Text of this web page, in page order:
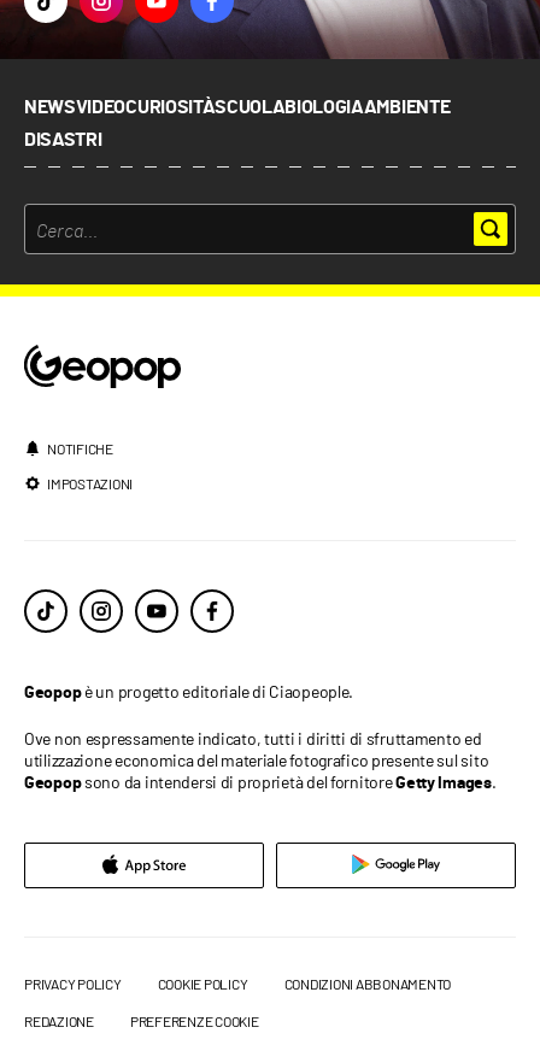
NEWSVIDEOCURIOSITÀSCUOLABIOLOGIAAMBIENTE
DISASTRI
NOTIFICHE
IMPOSTAZIONI
Geopopè un progetto editoriale di Ciaopeople.
Ove non espressamente indicato, tutti i diritti di sfruttamento ed
utilizzazione economica del materiale fotografico presente sul sito
Geopopsono da intendersi di proprietà del fornitoreGetty Images.
PRIVACY POLICY COOKIE POLICY CONDIZIONI ABBONAMENTO
REDAZIONE PREFERENZE COOKIE